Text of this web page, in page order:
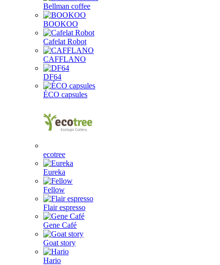
Bellman coffee
BOOKOO
Cafelat Robot
CAFFLANO
DF64
ÉCO capsules
ecotree
Eureka
Fellow
Flair espresso
Gene Café
Goat story
Hario